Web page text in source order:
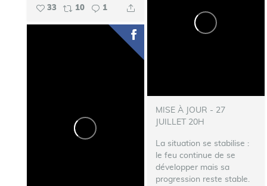
33 10 1
MISE À JOUR - 27
JUILLET 20H
La situation se stabilise :
le feu continue de se
développer mais sa
progression reste stable.